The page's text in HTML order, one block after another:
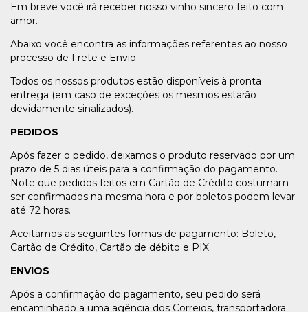
Em breve você irá receber nosso vinho sincero feito com
amor.
Abaixo você encontra as informações referentes ao nosso
processo de Frete e Envio:
Todos os nossos produtos estão disponíveis à pronta
entrega (em caso de exceções os mesmos estarão
devidamente sinalizados).
PEDIDOS
Após fazer o pedido, deixamos o produto reservado por um
prazo de 5 dias úteis para a confirmação do pagamento.
Note que pedidos feitos em Cartão de Crédito costumam
ser confirmados na mesma hora e por boletos podem levar
até 72 horas.
Aceitamos as seguintes formas de pagamento: Boleto,
Cartão de Crédito, Cartão de débito e PIX.
ENVIOS
Após a confirmação do pagamento, seu pedido será
encaminhado a uma agência dos Correios, transportadora